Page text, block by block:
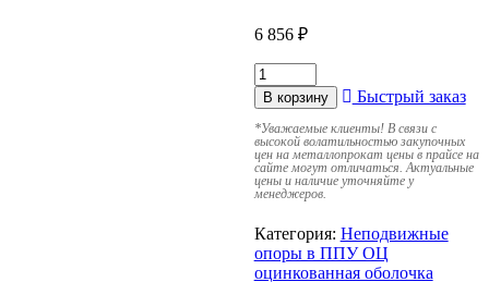
6 856 ₽
В корзину Быстрый заказ
*Уважаемые клиенты! В связи с
высокой волатильностью закупочных
цен на металлопрокат цены в прайсе на
сайте могут отличаться. Актуальные
цены и наличие уточняйте у
менеджеров.
Категория: Неподвижные
опоры в ППУ ОЦ
оцинкованная оболочка